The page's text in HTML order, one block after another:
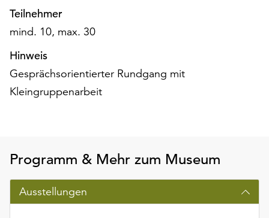
„Auswählen“.
Weitere
Informationen
finden
Sie
in
Impressum
.
Teilnehmer
mind. 10, max. 30
Hinweis
Gesprächsorientierter Rundgang mit
Kleingruppenarbeit
Programm & Mehr zum Museum
Ausstellungen